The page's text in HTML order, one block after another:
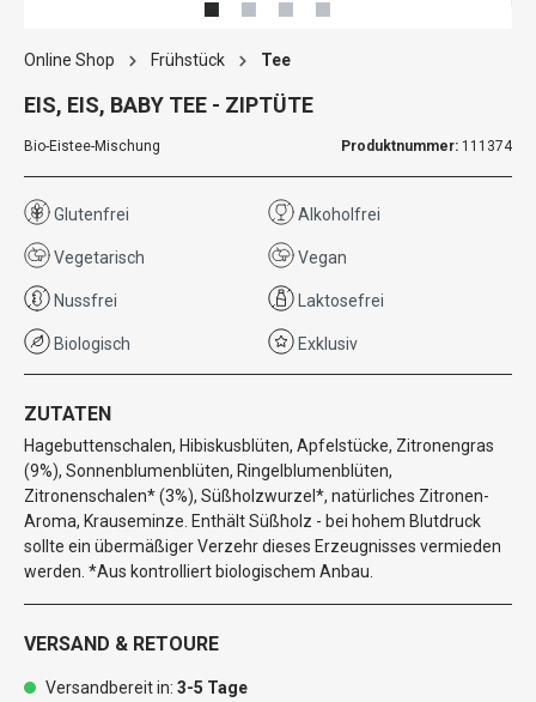
Online Shop Frühstück Tee
EIS, EIS, BABY TEE - ZIPTÜTE
Bio-Eistee-Mischung Produktnummer: 111374
Glutenfrei Alkoholfrei
Vegetarisch Vegan
Nussfrei Laktosefrei
Biologisch Exklusiv
ZUTATEN
Hagebuttenschalen, Hibiskusblüten, Apfelstücke, Zitronengras
(9%), Sonnenblumenblüten, Ringelblumenblüten,
Zitronenschalen* (3%), Süßholzwurzel*, natürliches Zitronen-
Aroma, Krauseminze. Enthält Süßholz - bei hohem Blutdruck
sollte ein übermäßiger Verzehr dieses Erzeugnisses vermieden
werden. *Aus kontrolliert biologischem Anbau.
VERSAND & RETOURE
Versandbereit in: 3-5 Tage